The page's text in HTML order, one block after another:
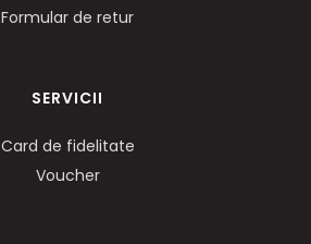
Formular de retur
SERVICII
Card de fidelitate
Voucher